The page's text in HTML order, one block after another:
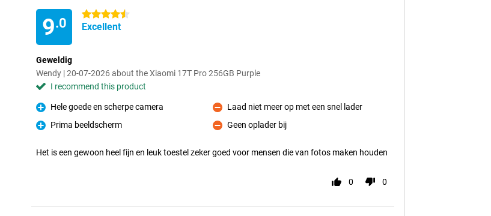
9.0
4.5 stars
Excellent
Geweldig
Wendy | 20-07-2026 about the Xiaomi 17T Pro 256GB Purple
I recommend this product
Pro
Hele goede en scherpe camera
Pro
Prima beeldscherm
Con
Laad niet meer op met een snel lader
Con
Geen oplader bij
Het is een gewoon heel fijn en leuk toestel zeker goed voor mensen die van fotos maken houden
0 0